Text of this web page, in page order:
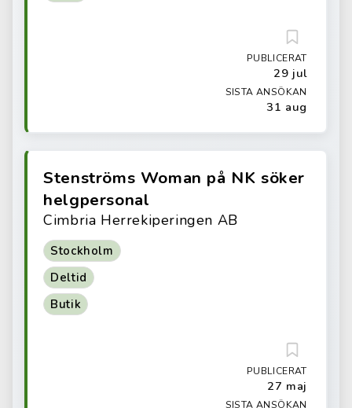
PUBLICERAT
29 jul
SISTA ANSÖKAN
31 aug
Stenströms Woman på NK söker
helgpersonal
Cimbria Herrekiperingen AB
Stockholm
Deltid
Butik
PUBLICERAT
27 maj
SISTA ANSÖKAN